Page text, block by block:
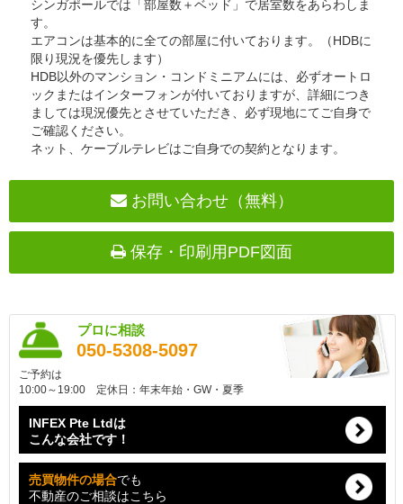
シンガポールでは「部屋数＋ベッド」で居室数をあらわしま
す。
エアコンは基本的に全ての部屋に付いております。（HDBに
限り現況を優先します）
HDB以外のマンション・コンドミニアムには、必ずオートロ
ックまたはインターフォンが付いておりますが、詳細につき
ましては現況優先とさせていただき、必ず現地にてご自身で
ご確認ください。
ネット、ケーブルテレビはご自身での契約となります。
お問い合わせ（無料）
保存・印刷用PDF図面
プロに相談
ご予約は
050-5308-5097
10:00～19:00 定休日：年末年始・GW・夏季
INFEX Pte Ltdは
こんな会社です！
売買物件の場合でも
不動産のご相談はこちら